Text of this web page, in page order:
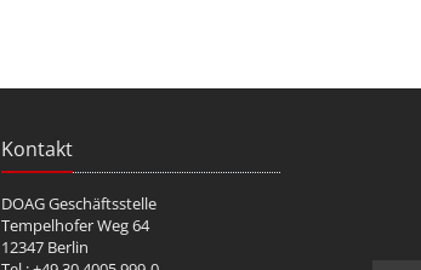
Kontakt
DOAG Geschäftsstelle
Tempelhofer Weg 64
12347 Berlin